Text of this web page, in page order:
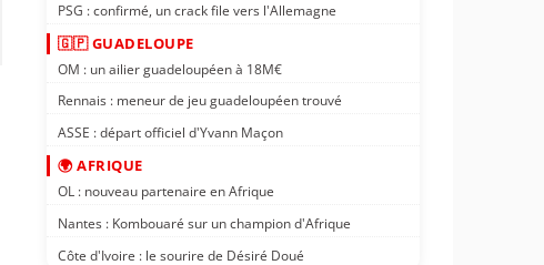
PSG : confirmé, un crack file vers l'Allemagne
🇬🇵 GUADELOUPE
OM : un ailier guadeloupéen à 18M€
Rennais : meneur de jeu guadeloupéen trouvé
ASSE : départ officiel d'Yvann Maçon
🌍 AFRIQUE
OL : nouveau partenaire en Afrique
Nantes : Kombouaré sur un champion d'Afrique
Côte d'Ivoire : le sourire de Désiré Doué